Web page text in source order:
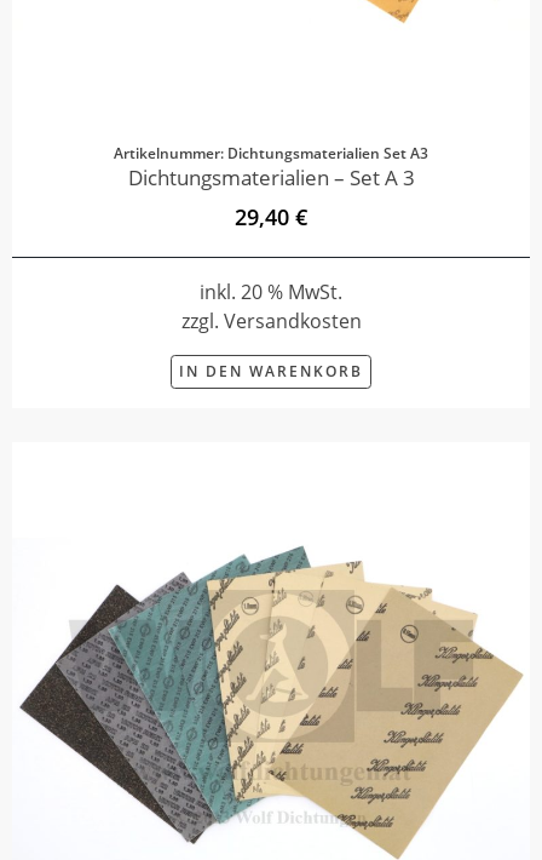
Artikelnummer: Dichtungsmaterialien Set A3
Dichtungsmaterialien – Set A 3
29,40 €
inkl. 20 % MwSt.
zzgl. Versandkosten
IN DEN WARENKORB